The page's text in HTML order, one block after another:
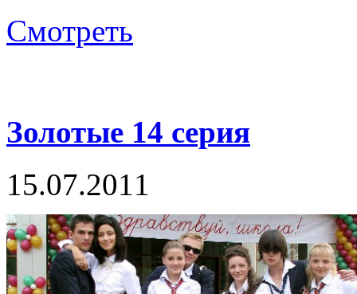
Смотреть
Золотые 14 серия
15.07.2011